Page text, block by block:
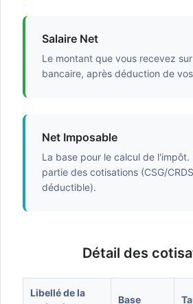
Salaire Net
Le montant que vous recevez
bancaire, après déduction de
Net Imposable
La base pour le calcul de l'impôt.
partie des cotisations (CSG/
déductible).
Détail des
Libellé de la
Base